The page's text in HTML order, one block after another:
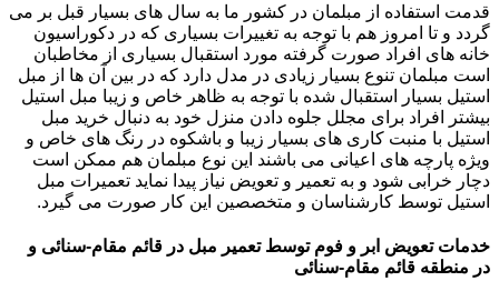
قدمت استفاده از مبلمان در کشور ما به سال های بسیار قبل بر می
گردد و تا امروز هم با توجه به تغییرات بسیاری که در دکوراسیون
خانه های افراد صورت گرفته مورد استقبال بسیاری از مخاطبان
است مبلمان تنوع بسیار زیادی در مدل دارد که در بین آن ها از مبل
استیل بسیار استقبال شده با توجه به ظاهر خاص و زیبا مبل استیل
بیشتر افراد برای مجلل جلوه دادن منزل خود به دنبال خرید مبل
استیل با منبت کاری های بسیار زیبا و باشکوه در رنگ های خاص و
ویژه پارچه های اعیانی می باشند این نوع مبلمان هم ممکن است
دچار خرابی شود و به تعمیر و تعویض نیاز پیدا نماید تعمیرات مبل
استیل توسط کارشناسان و متخصصین این کار صورت می گیرد.
خدمات تعویض ابر و فوم توسط تعمیر مبل در قائم مقام-سنائی و
در منطقه قائم مقام-سنائی